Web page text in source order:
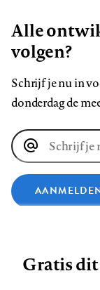
Alle
volgen?
Schrijf je nu in
donderdag de
E-
mailadres
Zie onze cookie
Gratis